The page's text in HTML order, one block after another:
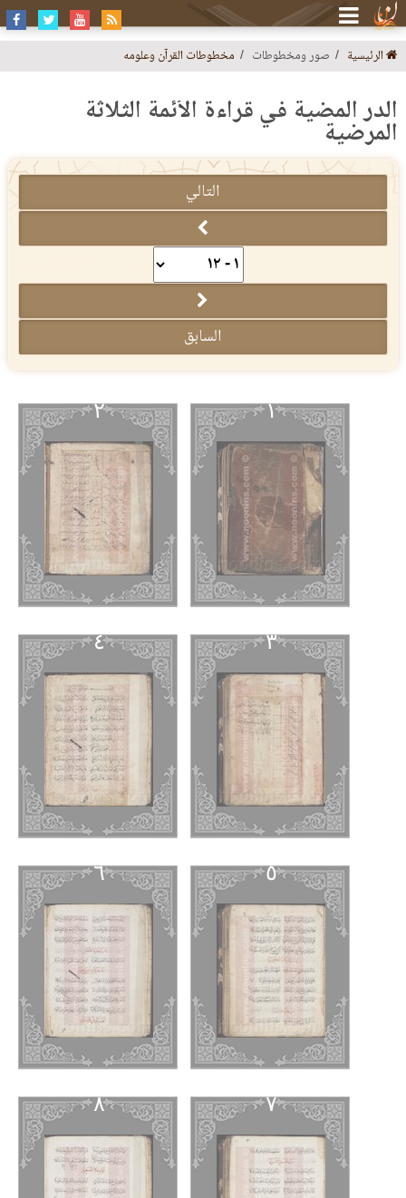
الرئيسية صور ومخطوطات مخطوطات القرآن وعلومه
الدر المضية في قراءة الأئمة الثلاثة
المرضية
التالي
السابق
١ ٢
٣ ٤
٥ ٦
٧ ٨